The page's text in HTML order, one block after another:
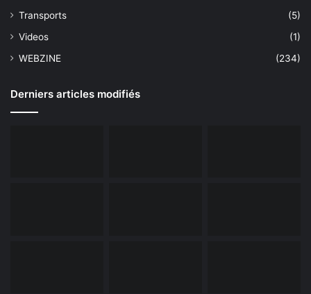
Transports
(5)
Videos
(1)
WEBZINE
(234)
Derniers articles modifiés